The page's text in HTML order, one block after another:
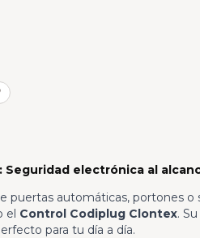
Seguridad electrónica al
puertas automáticas, portones o
el Control Codiplug Clontex.
para tu día a día.